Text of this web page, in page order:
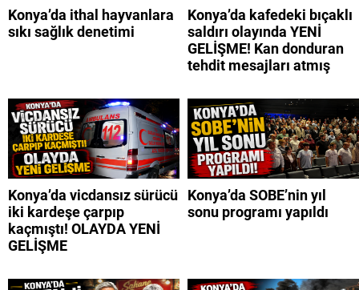
Konya’da ithal hayvanlara
sıkı sağlık denetimi
Konya’da kafedeki bıçaklı
saldırı olayında YENİ
GELİŞME! Kan donduran
tehdit mesajları atmış
Konya’da vicdansız sürücü
iki kardeşe çarpıp
kaçmıştı! OLAYDA YENİ
GELİŞME
Konya’da SOBE’nin yıl
sonu programı yapıldı